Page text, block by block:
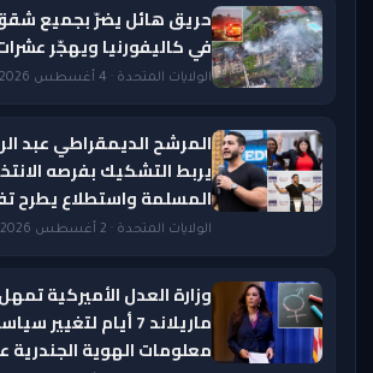
حريق هائل يضرّ بجميع
في كاليفورنيا ويهجّر
الولايات المتحدة · 4 أغسطس 2026 — 12:20 AM
المرشح الديمقراطي عبد
يربط التشكيك بفرصه
المسلمة واستطلاع يطرح
الولايات المتحدة · 2 أغسطس 2026 — 3:35 PM
وزارة العدل الأميركية
ماريلاند 7 أيام لتغيير
معلومات الهوية الجندرية